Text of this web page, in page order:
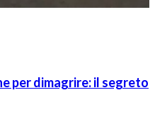
per dimagrire: il segreto